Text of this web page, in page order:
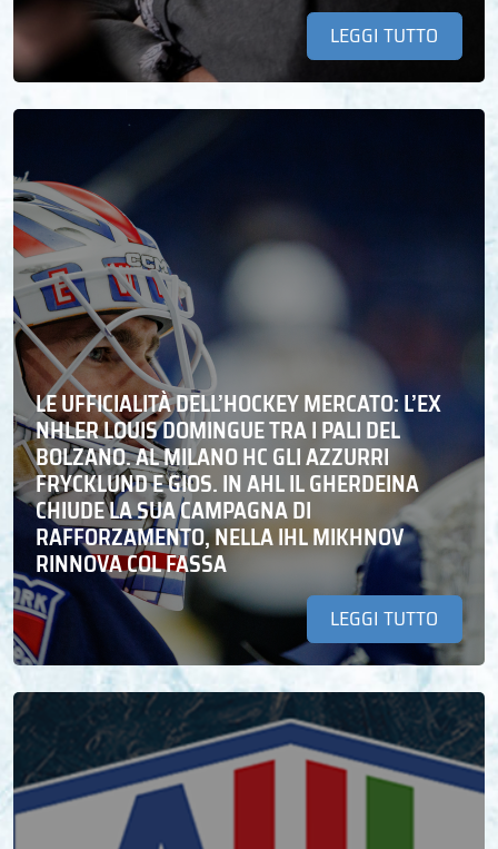
LEGGI TUTTO
LE UFFICIALITÀ DELL’HOCKEY MERCATO: L’EX
NHLER LOUIS DOMINGUE TRA I PALI DEL
BOLZANO. AL MILANO HC GLI AZZURRI
FRYCKLUND E GIOS. IN AHL IL GHERDEINA
CHIUDE LA SUA CAMPAGNA DI
RAFFORZAMENTO, NELLA IHL MIKHNOV
RINNOVA COL FASSA
LEGGI TUTTO